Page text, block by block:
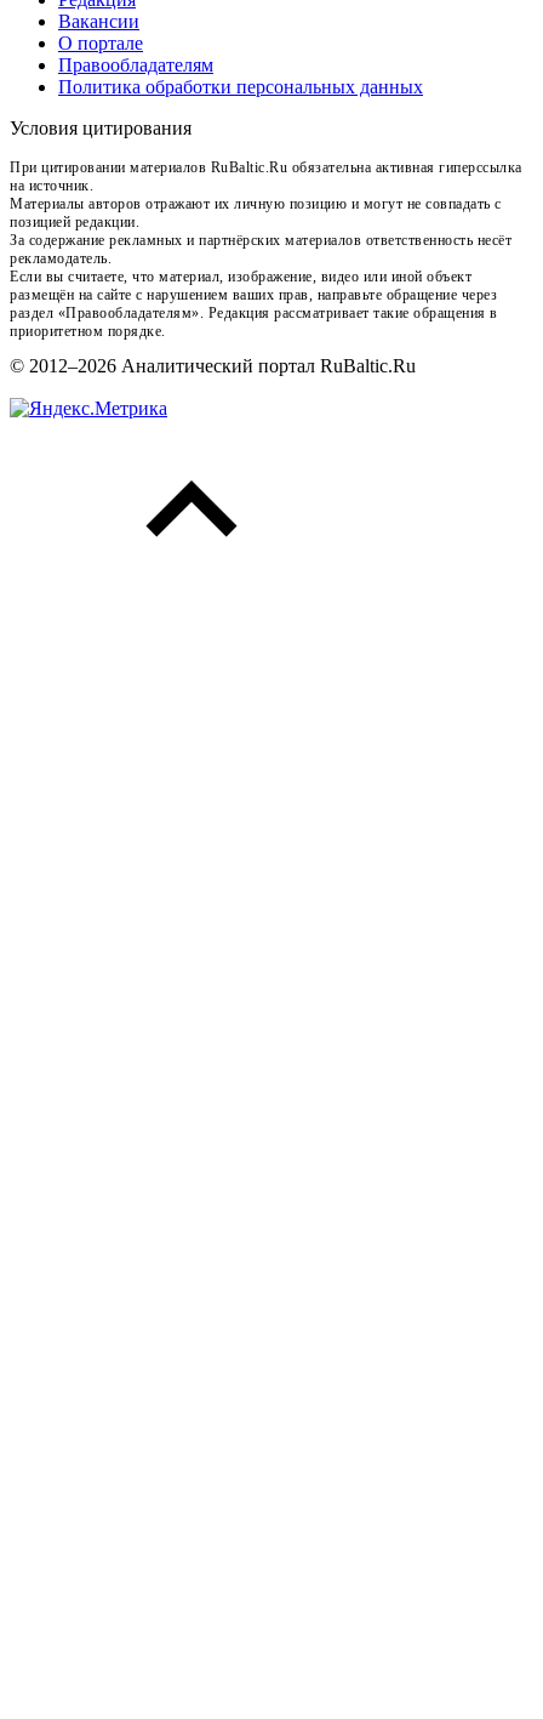
Вакансии
О портале
Правообладателям
Политика обработки персональных данных
Условия цитирования
При цитировании материалов RuBaltic.Ru обязательна активная гиперссылка
на источник.
Материалы авторов отражают их личную позицию и могут не совпадать с
позицией редакции.
За содержание рекламных и партнёрских материалов ответственность несёт
рекламодатель.
Если вы считаете, что материал, изображение, видео или иной объект
размещён на сайте с нарушением ваших прав, направьте обращение через
раздел «Правообладателям». Редакция рассматривает такие обращения в
приоритетном порядке.
© 2012–2026 Аналитический портал RuBaltic.Ru